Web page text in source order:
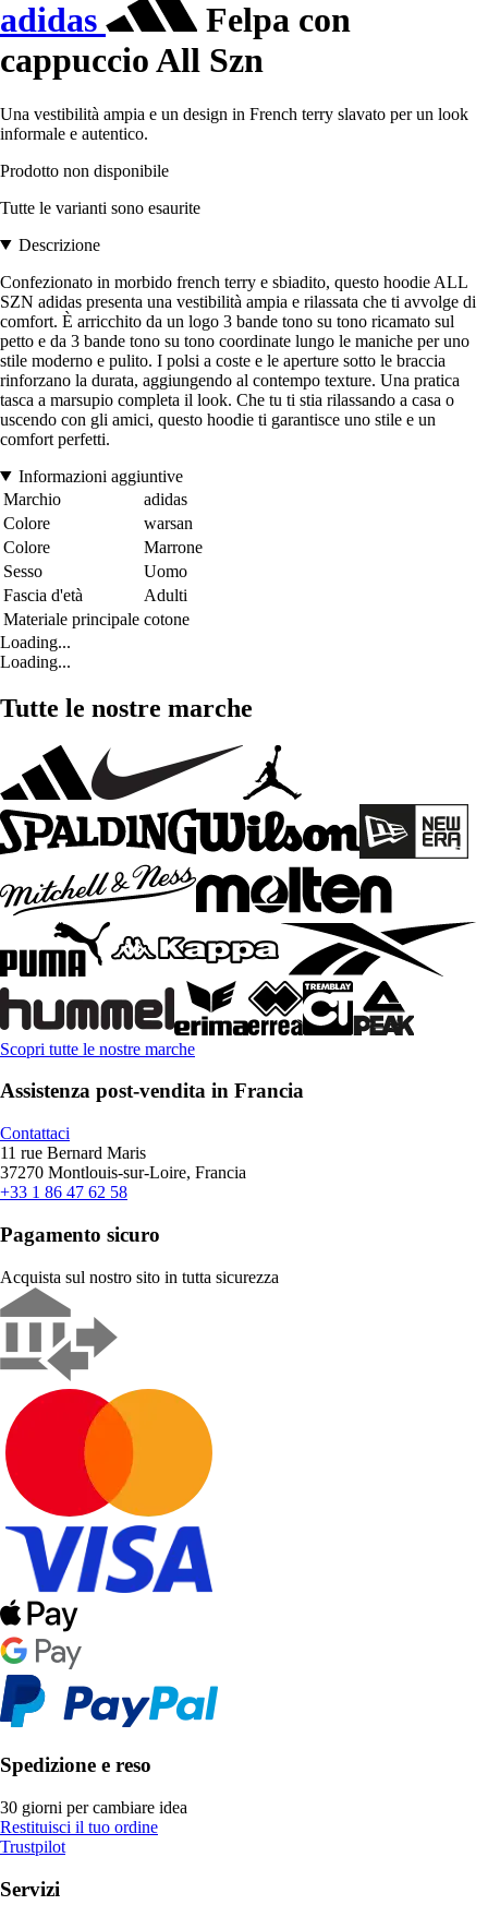
adidas
Felpa con
cappuccio All Szn
Una vestibilità ampia e un design in French terry slavato per un look
informale e autentico.
Prodotto non disponibile
Tutte le varianti sono esaurite
Descrizione
Confezionato in morbido french terry e sbiadito, questo hoodie ALL
SZN adidas presenta una vestibilità ampia e rilassata che ti avvolge di
comfort. È arricchito da un logo 3 bande tono su tono ricamato sul
petto e da 3 bande tono su tono coordinate lungo le maniche per uno
stile moderno e pulito. I polsi a coste e le aperture sotto le braccia
rinforzano la durata, aggiungendo al contempo texture. Una pratica
tasca a marsupio completa il look. Che tu ti stia rilassando a casa o
uscendo con gli amici, questo hoodie ti garantisce uno stile e un
comfort perfetti.
Informazioni aggiuntive
Marchio
adidas
Colore
warsan
Colore
Marrone
Sesso
Uomo
Fascia d'età
Adulti
Materiale principale cotone
Loading...
Loading...
Tutte le nostre marche
Scopri tutte le nostre marche
Assistenza post-vendita in Francia
Contattaci
11 rue Bernard Maris
37270 Montlouis-sur-Loire, Francia
+33 1 86 47 62 58
Pagamento sicuro
Acquista sul nostro sito in tutta sicurezza
Spedizione e reso
30 giorni per cambiare idea
Restituisci il tuo ordine
Trustpilot
Servizi